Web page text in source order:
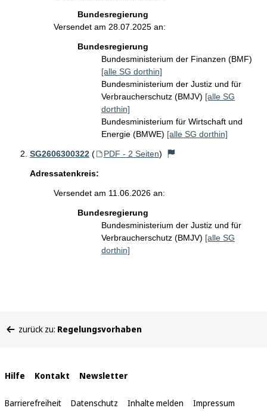
Bundesregierung
Versendet am 28.07.2025 an:
Bundesregierung
Bundesministerium der Finanzen (BMF)
[alle SG dorthin]
Bundesministerium der Justiz und für
Verbraucherschutz (BMJV) [alle SG
dorthin]
Bundesministerium für Wirtschaft und
Energie (BMWE) [alle SG dorthin]
SG2606300322 ( PDF - 2 Seiten)
Adressatenkreis:
Versendet am 11.06.2026 an:
Bundesregierung
Bundesministerium der Justiz und für
Verbraucherschutz (BMJV) [alle SG
dorthin]
befinden
zurück zu: Regelungsvorhaben
Interne
Links
Hilfe Kontakt Newsletter
Barrierefreiheit Datenschutz Inhalte melden Impressum